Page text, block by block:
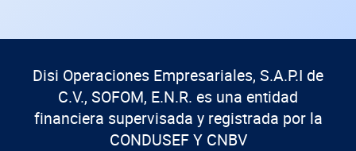
Disi Operaciones Empresariales, S.A.P.I de
C.V., SOFOM, E.N.R. es una entidad
financiera supervisada y registrada por la
CONDUSEF Y CNBV